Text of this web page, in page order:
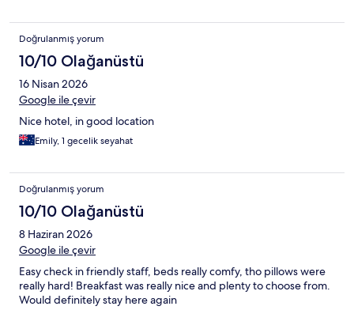
Doğrulanmış yorum
10/10 Olağanüstü
16 Nisan 2026
Google ile çevir
Nice hotel, in good location
Emily, 1 gecelik seyahat
Doğrulanmış yorum
10/10 Olağanüstü
8 Haziran 2026
Google ile çevir
Easy check in friendly staff, beds really comfy, tho pillows were
really hard! Breakfast was really nice and plenty to choose from.
Would definitely stay here again